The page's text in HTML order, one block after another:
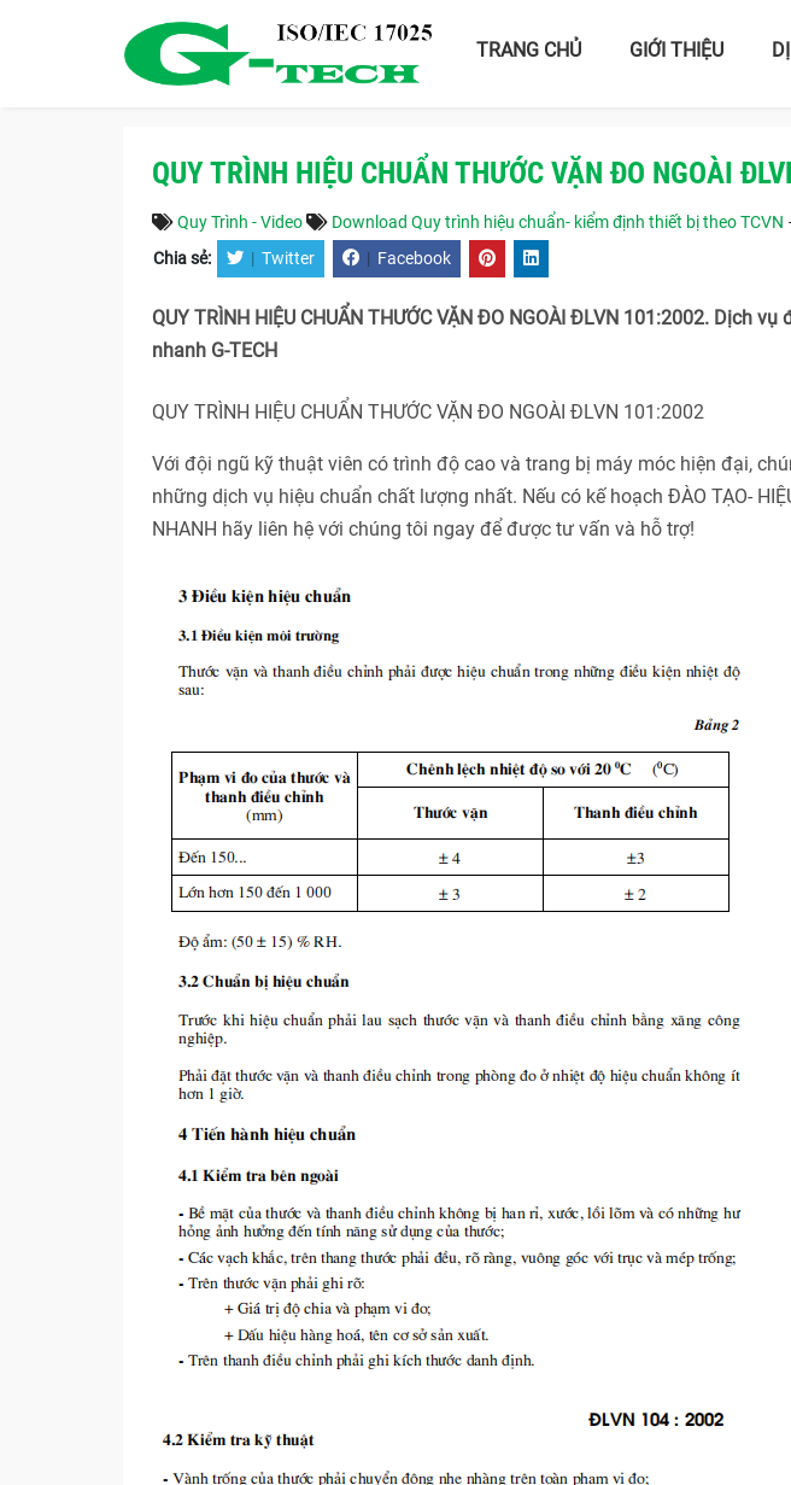
TRANG CHỦ GIỚI THIỆU
QUY TRÌNH HIỆU CHUẨN THƯỚC VẶN ĐO NGOÀI
Quy Trình - Video Download Quy trình hiệu chuẩn- kiểm định thiết bị theo TCVN
Chia sẻ: | Twitter | Facebook
QUY TRÌNH HIỆU CHUẨN THƯỚC VẶN ĐO NGOÀI ĐLVN 101:2002. Dịch
nhanh G-TECH
QUY TRÌNH HIỆU CHUẨN THƯỚC VẶN ĐO NGOÀI ĐLVN 101:2002
Với đội ngũ kỹ thuật viên có trình độ cao và trang bị máy móc hiện đại,
những dịch vụ hiệu chuẩn chất lượng nhất. Nếu có kế hoạch ĐÀO TẠO-
NHANH hãy liên hệ với chúng tôi ngay để được tư vấn và hỗ trợ!